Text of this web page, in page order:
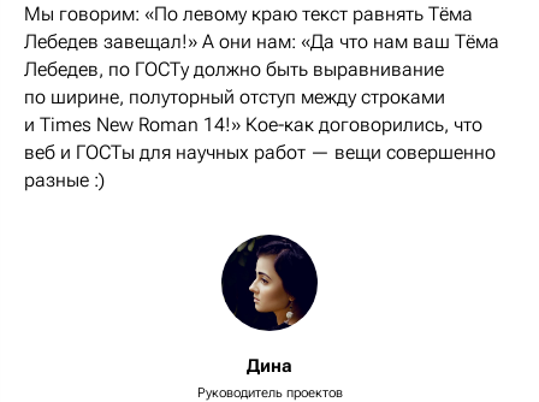
Мы говорим: «По левому краю текст равнять Тёма
Лебедев завещал!» А они нам: «Да что нам ваш Тёма
Лебедев, по ГОСТу должно быть выравнивание
по ширине, полуторный отступ между строками
и Times New Roman 14!» Кое-как договорились, что
веб и ГОСТы для научных работ — вещи совершенно
разные :)
Дина
Руководитель проектов